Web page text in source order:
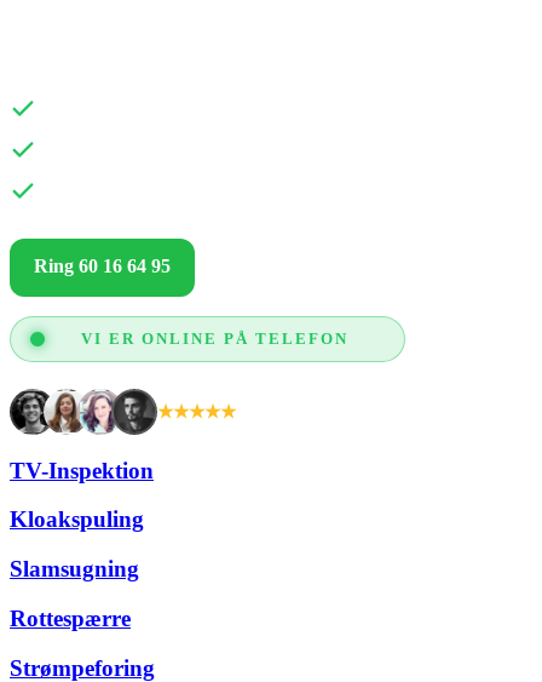
Ring 60 16 64 95
VI ER ONLINE PÅ TELEFON
★★★★★
TV-Inspektion
Kloakspuling
Slamsugning
Rottespærre
Strømpeforing